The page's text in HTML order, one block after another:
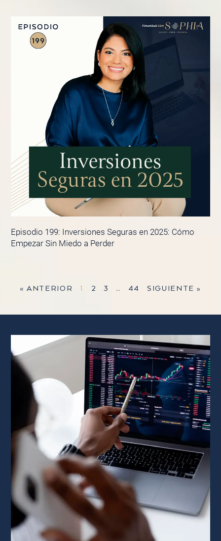
Episodio 199: Inversiones Seguras en 2025: Cómo
Empezar Sin Miedo a Perder
« ANTERIOR 1 2 3 … 44 SIGUIENTE »